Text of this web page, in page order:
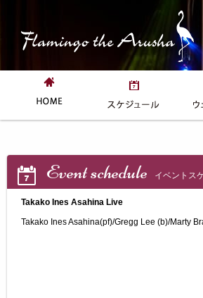
Event schedule イベントス
Takako Ines Asahina Live
Takako Ines Asahina(pf)/Gregg Lee (b)/Marty